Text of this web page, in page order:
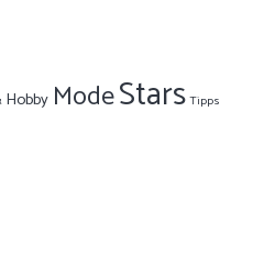
Hobby ModeStars Tipps